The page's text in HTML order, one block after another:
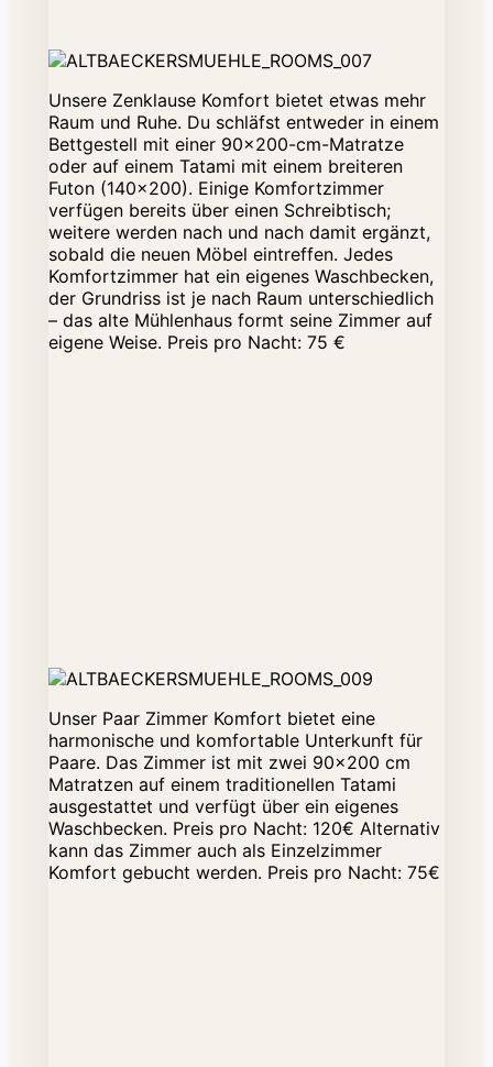
Unsere Zenklause Komfort bietet etwas mehr
Raum und Ruhe. Du schläfst entweder in einem
Bettgestell mit einer 90×200-cm-Matratze
oder auf einem Tatami mit einem breiteren
Futon (140×200). Einige Komfortzimmer
verfügen bereits über einen Schreibtisch;
weitere werden nach und nach damit ergänzt,
sobald die neuen Möbel eintreffen. Jedes
Komfortzimmer hat ein eigenes Waschbecken,
der Grundriss ist je nach Raum unterschiedlich
– das alte Mühlenhaus formt seine Zimmer auf
eigene Weise. Preis pro Nacht: 75 €
Unser Paar Zimmer Komfort bietet eine
harmonische und komfortable Unterkunft für
Paare. Das Zimmer ist mit zwei 90x200 cm
Matratzen auf einem traditionellen Tatami
ausgestattet und verfügt über ein eigenes
Waschbecken. Preis pro Nacht: 120€ Alternativ
kann das Zimmer auch als Einzelzimmer
Komfort gebucht werden. Preis pro Nacht: 75€